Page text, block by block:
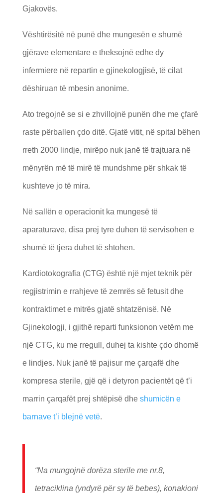
Gjakovës.
Vështirësitë në punë dhe mungesën e shumë
gjërave elementare e theksojnë edhe dy
infermiere në repartin e gjinekologjisë, të cilat
dëshiruan të mbesin anonime.
Ato tregojnë se si e zhvillojnë punën dhe me çfarë
raste përballen çdo ditë. Gjatë vitit, në spital bëhen
rreth 2000 lindje, mirëpo nuk janë të trajtuara në
mënyrën më të mirë të mundshme për shkak të
kushteve jo të mira.
Në sallën e operacionit ka mungesë të
aparaturave, disa prej tyre duhen të servisohen e
shumë të tjera duhet të shtohen.
Kardiotokografia (CTG) është një mjet teknik për
regjistrimin e rrahjeve të zemrës së fetusit dhe
kontraktimet e mitrës gjatë shtatzënisë. Në
Gjinekologji, i gjithë reparti funksionon vetëm me
një CTG, ku me rregull, duhej ta kishte çdo dhomë
e lindjes. Nuk janë të pajisur me çarqafë dhe
kompresa sterile, gjë që i detyron pacientët që t’i
marrin çarqafët prej shtëpisë dhe shumicën e
barnave t’i blejnë vetë.
“Na mungojnë dorëza sterile me nr.8,
tetraciklina (yndyrë për sy të bebes), konakioni